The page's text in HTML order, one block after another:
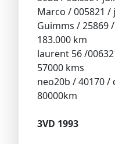
Marco / 005821 /
Guimms / 25869
183.000 km
laurent 56 /
57000 kms
neo20b / 40170 /
80000km
3VD 1993